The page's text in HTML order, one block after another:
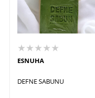
★★★★★
ESNUHA
DEFNE SABUNU